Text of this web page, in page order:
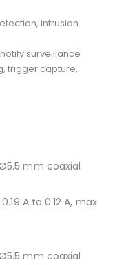
intrusion
surveillance
trigger capture,
Ø5.5 mm coaxial
A to 0.12 A, max.
Ø5.5 mm coaxial